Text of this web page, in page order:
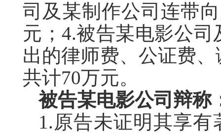
司及某制作公司连带
元；4.被告某电影公
出的律师费、公证费
共计70万元。
被告某电影公司辩称
1.原告未证明其享